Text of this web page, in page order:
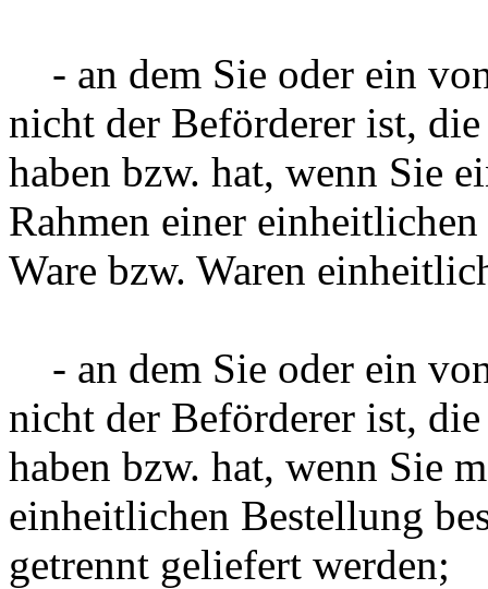
- an dem Sie oder ein
nicht der Beförderer ist,
haben bzw. hat, wenn Sie
Rahmen einer
Ware bzw. Waren
- an dem Sie oder ein
nicht der Beförderer ist,
haben bzw. hat, wenn Sie
einheitlichen Bestellung
getrennt geliefert werden;